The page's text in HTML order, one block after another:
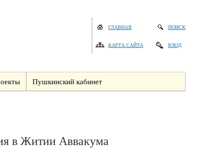
ГЛАВНАЯ
КАРТА САЙТА
ПОИСК
ВХОД
Пушкинский кабинет
в Житии Аввакума